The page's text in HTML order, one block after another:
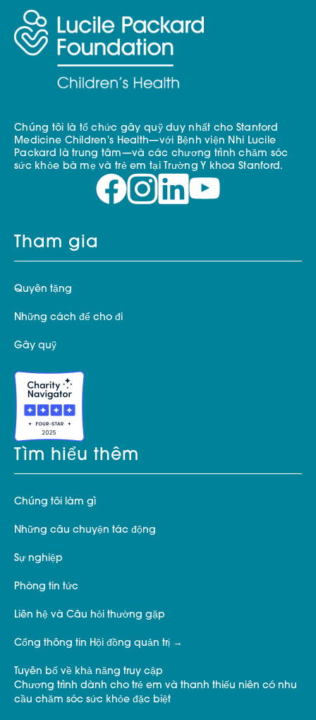
Chúng tôi là tổ chức gây quỹ duy nhất cho Stanford
Medicine Children's Health—với Bệnh viện Nhi Lucile
Packard là trung tâm—và các chương trình chăm sóc
sức khỏe bà mẹ và trẻ em tại Trường Y khoa Stanford.
Tham gia
Quyên tặng
Những cách để cho đi
Gây quỹ
Tìm hiểu thêm
Chúng tôi làm gì
Những câu chuyện tác động
Sự nghiệp
Phòng tin tức
Liên hệ và Câu hỏi thường gặp
Cổng thông tin Hội đồng quản trị
Tuyên bố về khả năng truy cập
Chương trình dành cho trẻ em và thanh thiếu niên có nhu
cầu chăm sóc sức khỏe đặc biệt